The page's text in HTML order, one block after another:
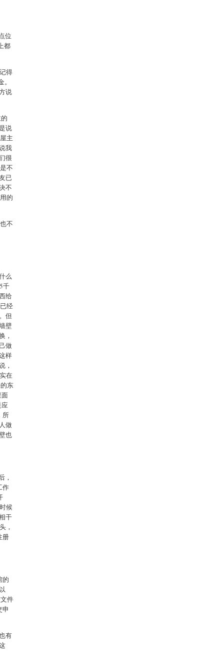
位
都
得
说
说
主
我
很
不
已
不
的
不
么
千
给
经
但
壁
，
做
样
，
在
东
面
应
所
做
也
，
作
候
干
，
册
的
件
申
有